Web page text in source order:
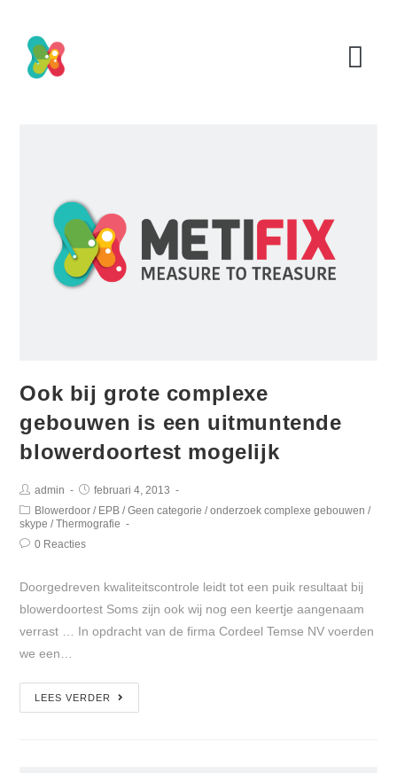
Ook bij grote complexe
gebouwen is een uitmuntende
blowerdoortest mogelijk
admin
februari 4, 2013
Blowerdoor / EPB / Geen categorie / onderzoek complexe gebouwen /
skype / Thermografie
0 Reacties
Doorgedreven kwaliteitscontrole leidt tot een puik resultaat bij
blowerdoortest Soms zijn ook wij nog een keertje aangenaam
verrast … In opdracht van de firma Cordeel Temse NV voerden
we een…
LEES VERDER